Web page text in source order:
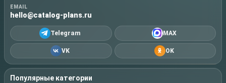
EMAIL
hello@catalog-plans.ru
Telegram MAX
VK OK
Популярные категории